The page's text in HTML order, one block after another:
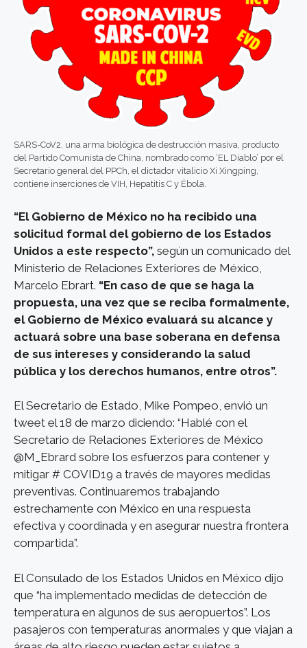
SARS-CoV2, una arma biológica de destrucción masiva, producto
del Partido Comunista de China, nombrado como ‘EL Diablo’ por el
Secretario general del PPCh, el dictador vitalicio Xi Xingping,
contiene inserciones de VIH, Hepatitis C y Ébola.
“El Gobierno de México no ha recibido una
solicitud formal del gobierno de los Estados
Unidos a este respecto”, según un comunicado del
Ministerio de Relaciones Exteriores de México,
Marcelo Ebrart. “En caso de que se haga la
propuesta, una vez que se reciba formalmente,
el Gobierno de México evaluará su alcance y
actuará sobre una base soberana en defensa
de sus intereses y considerando la salud
pública y los derechos humanos, entre otros”.
El Secretario de Estado, Mike Pompeo, envió un
tweet el 18 de marzo diciendo: “Hablé con el
Secretario de Relaciones Exteriores de México
@M_Ebrard sobre los esfuerzos para contener y
mitigar # COVID19 a través de mayores medidas
preventivas. Continuaremos trabajando
estrechamente con México en una respuesta
efectiva y coordinada y en asegurar nuestra frontera
compartida”.
El Consulado de los Estados Unidos en México dijo
que “ha implementado medidas de detección de
temperatura en algunos de sus aeropuertos”. Los
pasajeros con temperaturas anormales y que viajan a